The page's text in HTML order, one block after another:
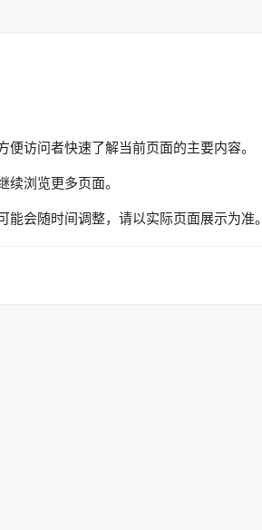
访问者快速了解当前页面的主要内容。
浏览更多页面。
会随时间调整，请以实际页面展示为准。